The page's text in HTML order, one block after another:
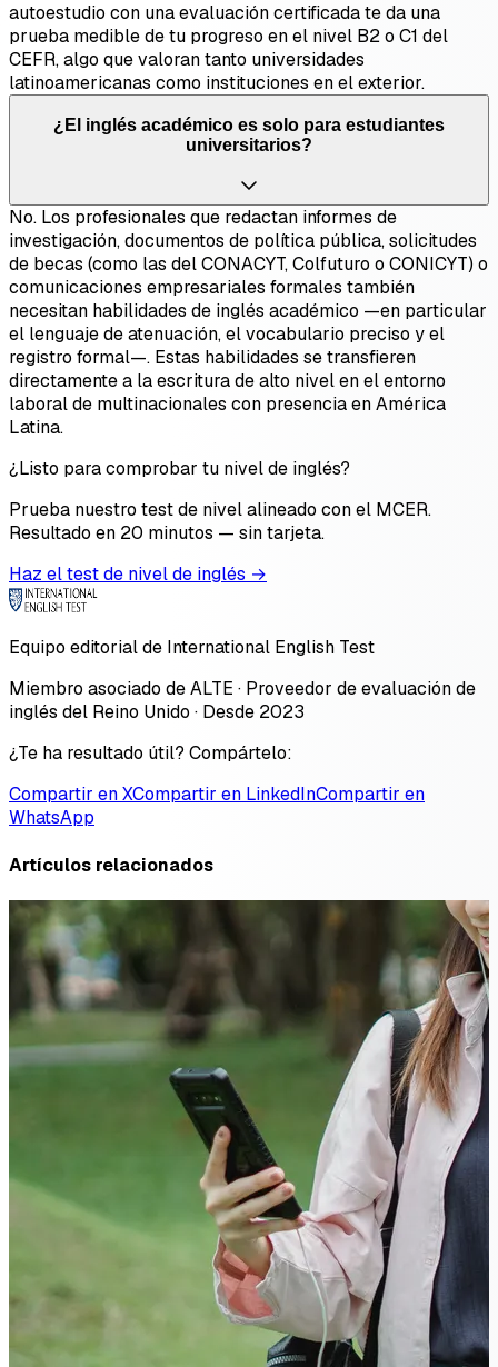
autoestudio con una evaluación certificada te da una
prueba medible de tu progreso en el nivel B2 o C1 del
CEFR, algo que valoran tanto universidades
latinoamericanas como instituciones en el exterior.
¿El inglés académico es solo para estudiantes
universitarios?
No. Los profesionales que redactan informes de
investigación, documentos de política pública, solicitudes
de becas (como las del CONACYT, Colfuturo o CONICYT) o
comunicaciones empresariales formales también
necesitan habilidades de inglés académico —en particular
el lenguaje de atenuación, el vocabulario preciso y el
registro formal—. Estas habilidades se transfieren
directamente a la escritura de alto nivel en el entorno
laboral de multinacionales con presencia en América
Latina.
¿Listo para comprobar tu nivel de inglés?
Prueba nuestro test de nivel alineado con el MCER.
Resultado en 20 minutos — sin tarjeta.
Haz el test de nivel de inglés →
Equipo editorial de International English Test
Miembro asociado de ALTE · Proveedor de evaluación de
inglés del Reino Unido · Desde 2023
¿Te ha resultado útil? Compártelo:
Compartir en XCompartir en LinkedInCompartir en
WhatsApp
Artículos relacionados